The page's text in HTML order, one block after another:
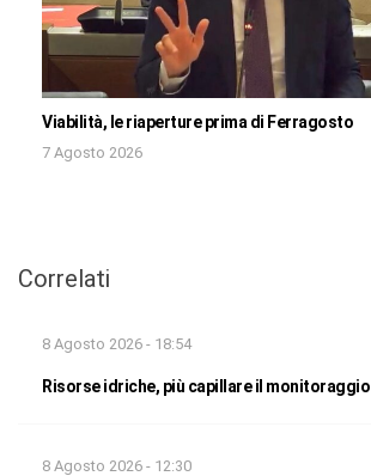
Viabilità, le riaperture prima di Ferragosto
7 Agosto 2026
Correlati
8 Agosto 2026 - 18:54
Risorse idriche, più capillare il monitoraggio
8 Agosto 2026 - 12:30